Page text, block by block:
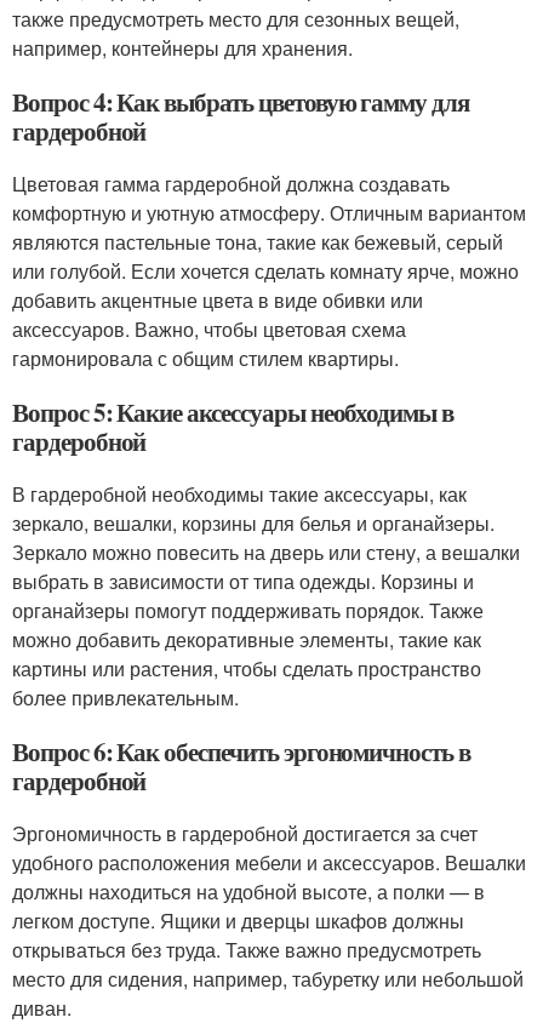
также предусмотреть место для сезонных вещей,
например, контейнеры для хранения.
Вопрос 4: Как выбрать цветовую гамму для
гардеробной
Цветовая гамма гардеробной должна создавать
комфортную и уютную атмосферу. Отличным вариантом
являются пастельные тона, такие как бежевый, серый
или голубой. Если хочется сделать комнату ярче, можно
добавить акцентные цвета в виде обивки или
аксессуаров. Важно, чтобы цветовая схема
гармонировала с общим стилем квартиры.
Вопрос 5: Какие аксессуары необходимы в
гардеробной
В гардеробной необходимы такие аксессуары, как
зеркало, вешалки, корзины для белья и органайзеры.
Зеркало можно повесить на дверь или стену, а вешалки
выбрать в зависимости от типа одежды. Корзины и
органайзеры помогут поддерживать порядок. Также
можно добавить декоративные элементы, такие как
картины или растения, чтобы сделать пространство
более привлекательным.
Вопрос 6: Как обеспечить эргономичность в
гардеробной
Эргономичность в гардеробной достигается за счет
удобного расположения мебели и аксессуаров. Вешалки
должны находиться на удобной высоте, а полки — в
легком доступе. Ящики и дверцы шкафов должны
открываться без труда. Также важно предусмотреть
место для сидения, например, табуретку или небольшой
диван.